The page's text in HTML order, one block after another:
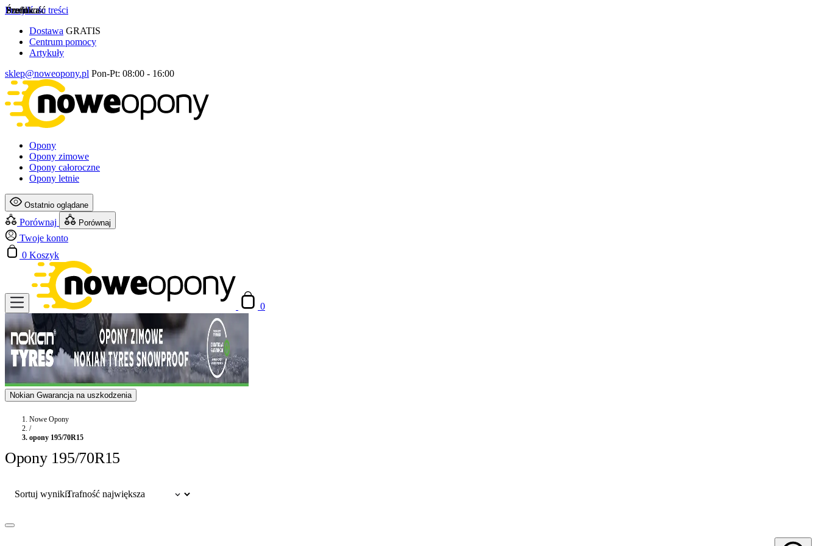
Przejdź do treści
Dostawa GRATIS
Centrum pomocy
Artykuły
sklep@noweopony.pl Pon-Pt: 08:00 - 16:00
Opony
Opony zimowe
Opony całoroczne
Opony letnie
Ostatnio oglądane
Porównaj Porównaj
Twoje konto
0 Koszyk
0
Nokian Gwarancja na uszkodzenia
Nowe Opony
/
opony 195/70R15
Opony 195/70R15
Sortuj wyniki:
Szerokość
Profil
Średnica